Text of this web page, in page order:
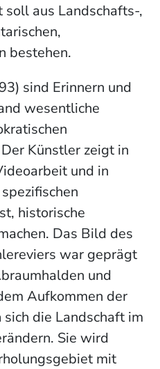
aus Landschafts-,
bestehen.
sind Erinnern und
wesentliche
Künstler zeigt in
und in
historische
Das Bild des
war geprägt
und
Aufkommen der
die Landschaft im
Sie wird
mit